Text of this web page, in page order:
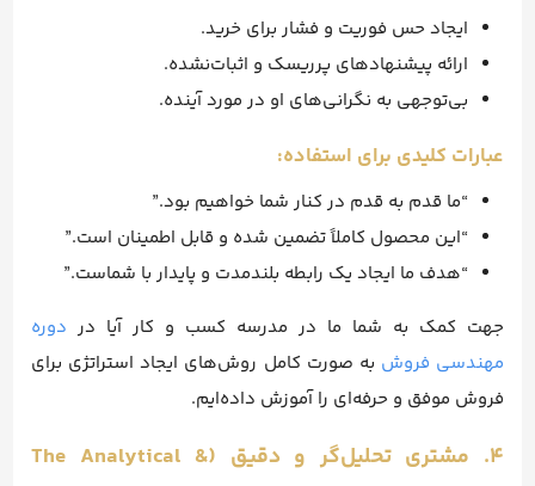
ایجاد حس فوریت و فشار برای خرید.
ارائه پیشنهادهای پرریسک و اثبات‌نشده.
بی‌توجهی به نگرانی‌های او در مورد آینده.
عبارات کلیدی برای استفاده:
“ما قدم به قدم در کنار شما خواهیم بود.”
“این محصول کاملاً تضمین شده و قابل اطمینان است.”
“هدف ما ایجاد یک رابطه بلندمدت و پایدار با شماست.”
جهت کمک به شما ما در مدرسه کسب و کار آیا در دوره
مهندسی فروش به صورت کامل روش‌های ایجاد استراتژی برای
فروش موفق و حرفه‌ای را آموزش داده‌ایم.
۴. مشتری تحلیل‌گر و دقیق (The Analytical &